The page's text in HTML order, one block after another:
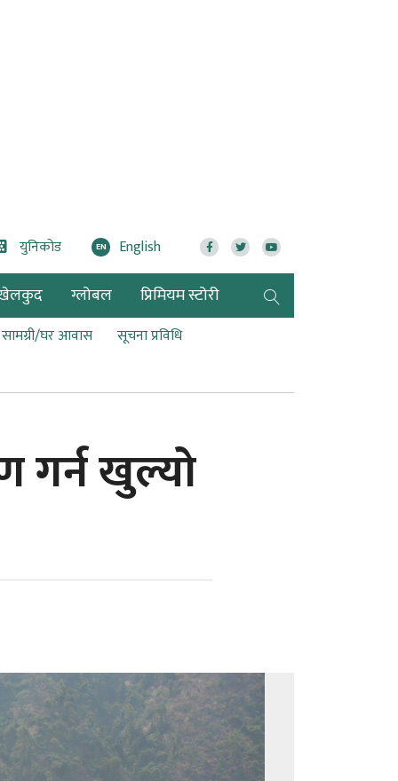
युनिकोड EN English
ग्लोबल प्रिमियम स्टोरी
सामग्री/घर आवास
सूचना प्रविधि
गर्न खुल्यो